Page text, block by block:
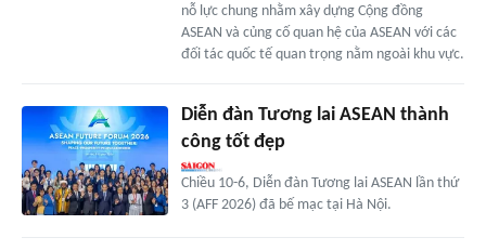
nỗ lực chung nhằm xây dựng Cộng đồng
ASEAN và củng cố quan hệ của ASEAN với các
đối tác quốc tế quan trọng nằm ngoài khu vực.
Diễn đàn Tương lai ASEAN thành
công tốt đẹp
Chiều 10-6, Diễn đàn Tương lai ASEAN lần thứ
3 (AFF 2026) đã bế mạc tại Hà Nội.